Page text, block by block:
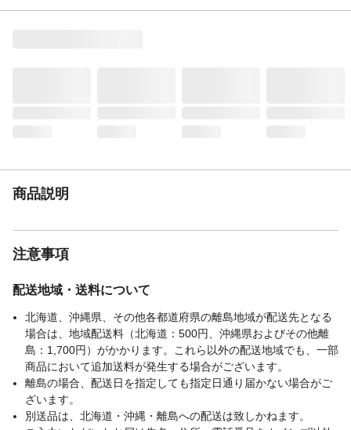
商品説明
注意事項
配送地域・送料について
北海道、沖縄県、その他各都道府県の離島地域が配送先となる
場合は、地域配送料（北海道：500円、沖縄県およびその他離
島：1,700円）がかかります。これら以外の配送地域でも、一部
商品において追加送料が発生する場合がございます。
離島の場合、配送日を指定しても指定日通り届かない場合がご
ざいます。
別送品は、北海道・沖縄・離島への配送は致しかねます。